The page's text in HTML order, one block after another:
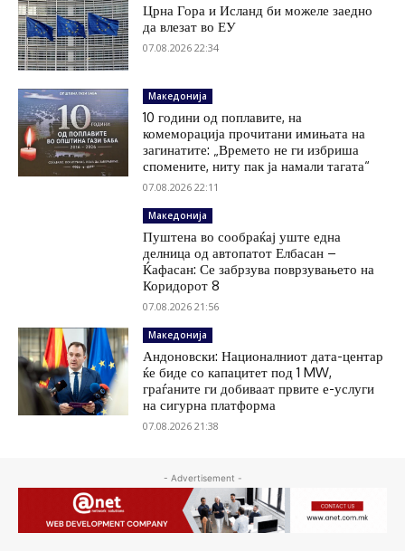
Црна Гора и Исланд би можеле заедно
да влезат во ЕУ
07.08.2026 22:34
Македонија
10 години од поплавите, на
комеморација прочитани имињата на
загинатите: „Времето не ги избриша
спомените, ниту пак ја намали тагата“
07.08.2026 22:11
Македонија
Пуштена во сообраќај уште една
делница од автопатот Елбасан –
Ќафасан: Се забрзува поврзувањето на
Коридорот 8
07.08.2026 21:56
Македонија
Андоновски: Националниот дата-центар
ќе биде со капацитет под 1 MW,
граѓаните ги добиваат првите е-услуги
на сигурна платформа
07.08.2026 21:38
- Advertisement -